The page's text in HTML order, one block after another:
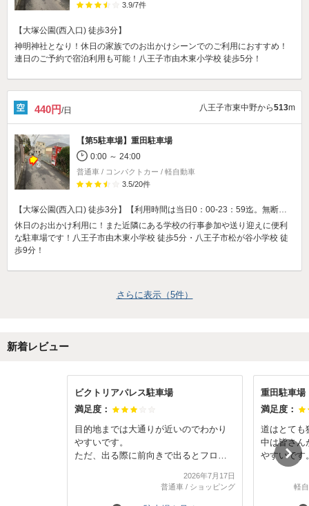
3.9/7件
【大塚公園(西入口) 徒歩3分】
神明神社となり！休日の家族でのお出かけシーンでのご利用におすすめ！
連日のご予約で宿泊利用も可能！八王子市由木東小学校 徒歩5分！
440円/日 八王子市東中野から513m
【第5駐車場】 重田駐車場
0:00 ～ 24:00
普通車 / コンパクトカー / 軽自動車
3.5/20件
【大塚公園(西入口) 徒歩3分】【利用時間は当日0：00-23：59迄。無断延長は違約金対象となるのでご注意】
休日のお出かけ利用に！また近隣にある学校の行事参加や送り迎えに便利
な駐車場です！八王子市由木東小学校 徒歩5分・八王子市松が谷小学校 徒
歩9分！
さらに表示（5件）
新着レビュー
ビクトリアパレス駐車場
満足度：
目的地までは大通りが近いのでわかり
やすいです。
ただ、出る際に前向きで出るとフロン
ることをお勧めします。
2026年7月17日
普通車/ ショッピング
重田駐車場
満足度：
道はとても
中は皆さん
やすいです
で自信が
と思いま
軽